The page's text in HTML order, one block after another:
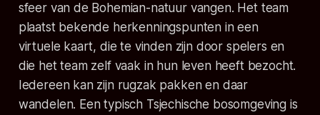
sfeer van de Bohemian-natuur vangen. Het team
plaatst bekende herkenningspunten in een
virtuele kaart, die te vinden zijn door spelers en
die het team zelf vaak in hun leven heeft bezocht.
Iedereen kan zijn rugzak pakken en daar
wandelen. Een typisch Tsjechische bosomgeving is